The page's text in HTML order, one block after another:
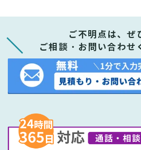
ご不明点は、ぜ
ご相談・お問い合わせ